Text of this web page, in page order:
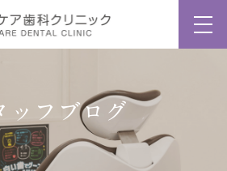
ッフブログ